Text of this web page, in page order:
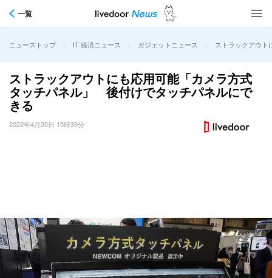
一覧
ニューストップ > IT 経済ニュース > ガジェットニュース > ストラックアウ
ストラックアウトにも応用可能「カメラ方式
タッチパネル」 後付けでタッチパネルにで
きる
2022年4月20日 15時39分